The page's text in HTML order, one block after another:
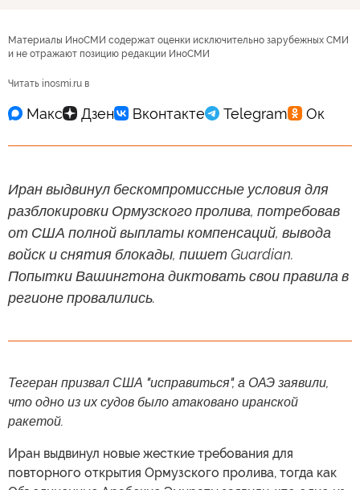
Материалы ИноСМИ содержат оценки исключительно зарубежных СМИ
и не отражают позицию редакции ИноСМИ
Читать inosmi.ru в
Иран выдвинул бескомпромиссные условия для
разблокировки Ормузского пролива, потребовав
от США полной выплаты компенсаций, вывода
войск и снятия блокады, пишет Guardian.
Попытки Вашингтона диктовать свои правила в
регионе провалились.
Тегеран призвал США "исправиться", а ОАЭ заявили,
что одно из их судов было атаковано иранской
ракетой.
Иран выдвинул новые жесткие требования для
повторного открытия Ормузского пролива, тогда как